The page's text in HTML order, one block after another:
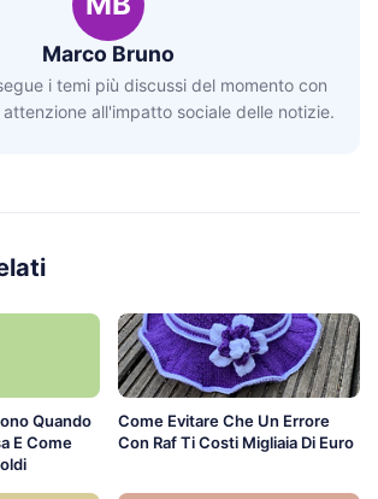
Marco Bruno
i temi più discussi del momento con
all'impatto sociale delle notizie.
Quando
E Come
Come Evitare Che Un Errore
Con Raf Ti Costi Migliaia Di Euro